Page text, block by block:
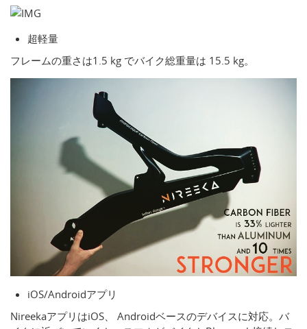
超軽量
フレームの重さは1.5 kg でバイク総重量は 15.5 kg。
iOS/Androidアプリ
NireekaアプリはiOS、 Androidベースのデバイスに対応。バ